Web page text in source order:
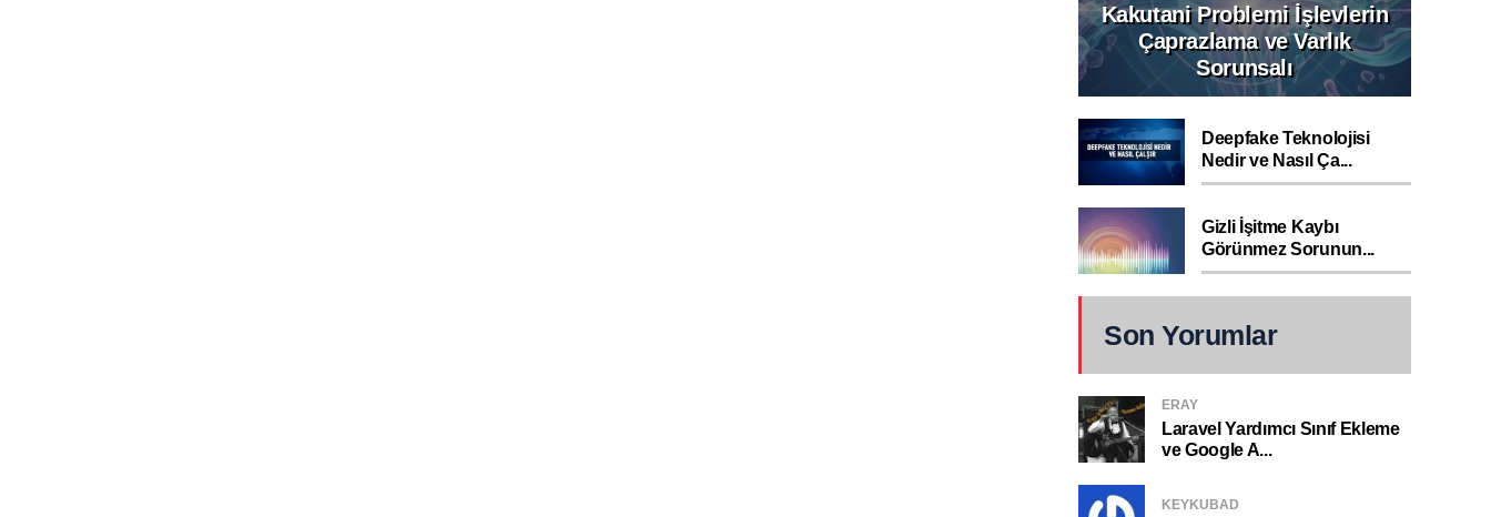
Kakutani Problemi İşlevlerin
Çaprazlama ve Varlık
Sorunsalı
Deepfake Teknolojisi
Nedir ve Nasıl Ça...
Gizli İşitme Kaybı
Görünmez Sorunun...
Son Yorumlar
ERAY
Laravel Yardımcı Sınıf Ekleme
ve Google A...
KEYKUBAD